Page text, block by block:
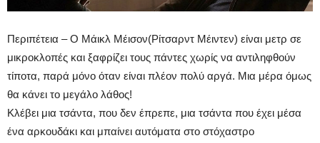
Περιπέτεια – Ο Μάικλ Μέισον(Ρίτσαρντ Μέιντεν) είναι μετρ σε
μικροκλοπές και ξαφρίζει τους πάντες χωρίς να αντιληφθούν
τίποτα, παρά μόνο όταν είναι πλέον πολύ αργά. Μια μέρα όμως
θα κάνει το μεγάλο λάθος!
Κλέβει μια τσάντα, που δεν έπρεπε, μια τσάντα που έχει μέσα
ένα αρκουδάκι και μπαίνει αυτόματα στο στόχαστρο